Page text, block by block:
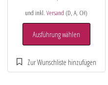
und inkl.Versand (D, A, CH)
Ausführung wählen